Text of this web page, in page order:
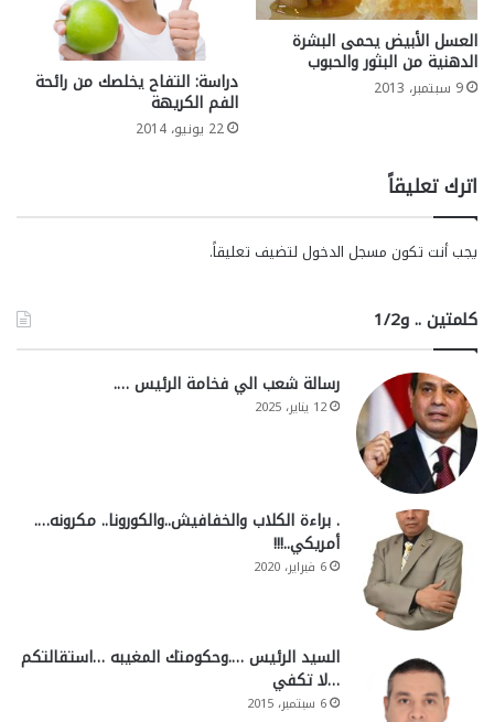
العسل الأبيض يحمى البشرة
الدهنية من البثور والحبوب
9 سبتمبر، 2013 دراسة: التفاح يخلصك من رائحة
الفم الكريهة
22 يونيو، 2014
اترك تعليقاً
يجب أنت تكون مسجل الدخول لتضيف تعليقاً.
كلمتين .. و1/2
رسالة شعب الي فخامة الرئيس ….
12 يناير، 2025
. براءة الكلاب والخفافيش..والكورونا.. مكرونه….
أمريكي..!!!
6 فبراير، 2020
السيد الرئيس ….وحكومتك المغيبه …استقالتكم
…لا تكفي
6 سبتمبر، 2015